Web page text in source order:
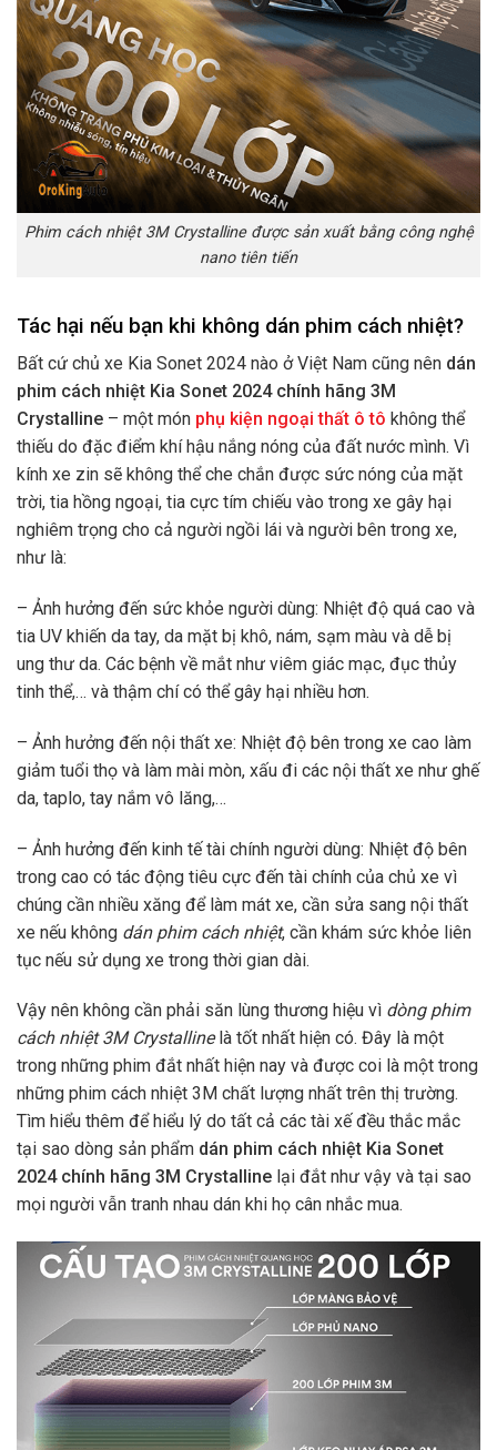
Phim cách nhiệt 3M Crystalline được sản xuất bằng công nghệ
nano tiên tiến
Tác hại nếu bạn khi không dán phim cách nhiệt?
Bất cứ chủ xe Kia Sonet 2024 nào ở Việt Nam cũng nên dán
phim cách nhiệt Kia Sonet 2024 chính hãng 3M
Crystalline – một món phụ kiện ngoại thất ô tô không thể
thiếu do đặc điểm khí hậu nắng nóng của đất nước mình. Vì
kính xe zin sẽ không thể che chắn được sức nóng của mặt
trời, tia hồng ngoại, tia cực tím chiếu vào trong xe gây hại
nghiêm trọng cho cả người ngồi lái và người bên trong xe,
như là:
– Ảnh hưởng đến sức khỏe người dùng: Nhiệt độ quá cao và
tia UV khiến da tay, da mặt bị khô, nám, sạm màu và dễ bị
ung thư da. Các bệnh về mắt như viêm giác mạc, đục thủy
tinh thể,… và thậm chí có thể gây hại nhiều hơn.
– Ảnh hưởng đến nội thất xe: Nhiệt độ bên trong xe cao làm
giảm tuổi thọ và làm mài mòn, xấu đi các nội thất xe như ghế
da, taplo, tay nắm vô lăng,…
– Ảnh hưởng đến kinh tế tài chính người dùng: Nhiệt độ bên
trong cao có tác động tiêu cực đến tài chính của chủ xe vì
chúng cần nhiều xăng để làm mát xe, cần sửa sang nội thất
xe nếu không dán phim cách nhiệt, cần khám sức khỏe liên
tục nếu sử dụng xe trong thời gian dài.
Vậy nên không cần phải săn lùng thương hiệu vì dòng phim
cách nhiệt 3M Crystallinelà tốt nhất hiện có. Đây là một
trong những phim đắt nhất hiện nay và được coi là một trong
những phim cách nhiệt 3M chất lượng nhất trên thị trường.
Tìm hiểu thêm để hiểu lý do tất cả các tài xế đều thắc mắc
tại sao dòng sản phẩm dán phim cách nhiệt Kia Sonet
2024 chính hãng 3M Crystalline lại đắt như vậy và tại sao
mọi người vẫn tranh nhau dán khi họ cân nhắc mua.